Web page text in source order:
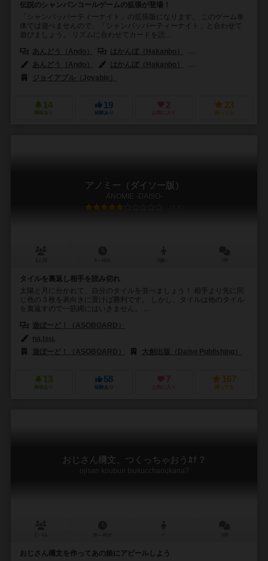
伝説のシャンパンコールゲームの拡張が登場！
「シャンパッパーティーナイト」の拡張版になります。 このゲーム単
体では遊べませんので、「シャンパッパーティーナイト」と合わせて
遊びましょう。 リズムに合わせてカードを読...
あんどう（Ando）
はかんぼ（Hakanbo）
あんどう（Ando）
はかんぼ（Hakanbo）
ジョイアブル（Joyable）
14
興味あり
19
経験あり
2
お気に入り
23
持ってる
アノミー（ダイソー版）
ANOMIE -DAISO-
5.8
タイルを裏返し相手を読み切れ
太陽と月に分かれて、自分のタイルを並べましょう！ 相手より先に同
じ色の３枚を表向きに置けば勝利です。 しかし、タイルは他のタイル
を裏返すので一筋縄にはいきません。 ...
遊ぼーど！（ASOBOARD）
na.tsu.
遊ぼーど！（ASOBOARD）
大創出版（Daiso Publishing）
13
興味あり
58
経験あり
7
お気に入り
167
持ってる
おじさん構文、つくっちゃおうｶﾅ？
ojisan koubun tsukucchaoukana?
おじさん構文を作ってあの娘にアピールしよう